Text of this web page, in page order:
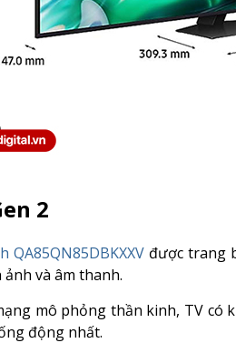
2
QA85QN85DBKXXVđược trang
và âm thanh.
mô phỏng thần kinh, TV có
động nhất.